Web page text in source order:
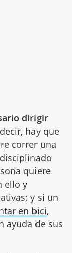
dirigir
hay que
correr una
quiere
ello y
y si un
en bici,
ayuda de sus